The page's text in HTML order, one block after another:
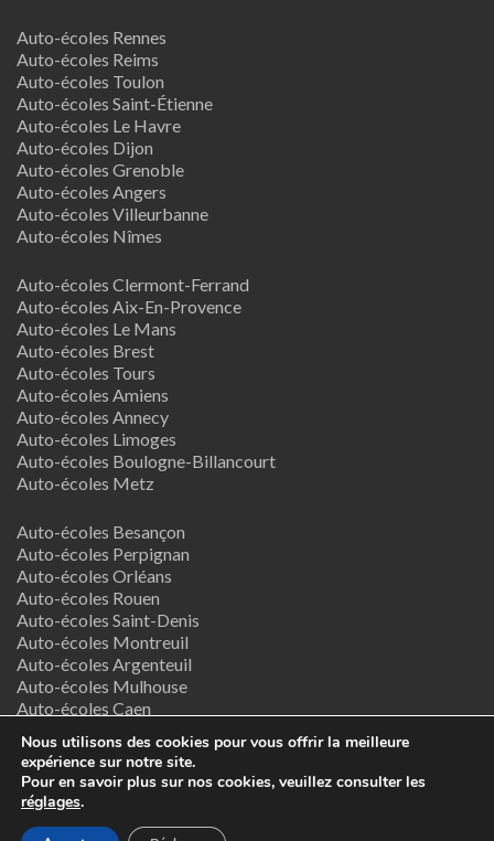
Auto-écoles Rennes
Auto-écoles Reims
Auto-écoles Toulon
Auto-écoles Saint-Étienne
Auto-écoles Le Havre
Auto-écoles Dijon
Auto-écoles Grenoble
Auto-écoles Angers
Auto-écoles Villeurbanne
Auto-écoles Nîmes
Auto-écoles Clermont-Ferrand
Auto-écoles Aix-En-Provence
Auto-écoles Le Mans
Auto-écoles Brest
Auto-écoles Tours
Auto-écoles Amiens
Auto-écoles Annecy
Auto-écoles Limoges
Auto-écoles Boulogne-Billancourt
Auto-écoles Metz
Auto-écoles Besançon
Auto-écoles Perpignan
Auto-écoles Orléans
Auto-écoles Rouen
Auto-écoles Saint-Denis
Auto-écoles Montreuil
Auto-écoles Argenteuil
Auto-écoles Mulhouse
Auto-écoles Caen
Termes & Conditions
Copyright © 2026Supreme Directory Theme
Nous utilisons des cookies pour vous offrir la meilleure
expérience sur notre site.
Pour en savoir plus sur nos cookies, veuillez consulter les
réglages.